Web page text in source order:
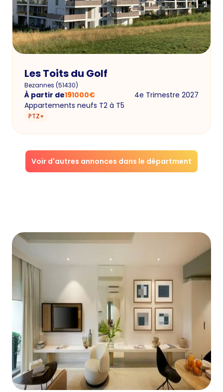
Les Toits du Golf
Bezannes (51430)
À partir de191000€
4e Trimestre 2027
Appartements neufs T2 à T5
PTZ+
Voir d'autres annonces dans le départment